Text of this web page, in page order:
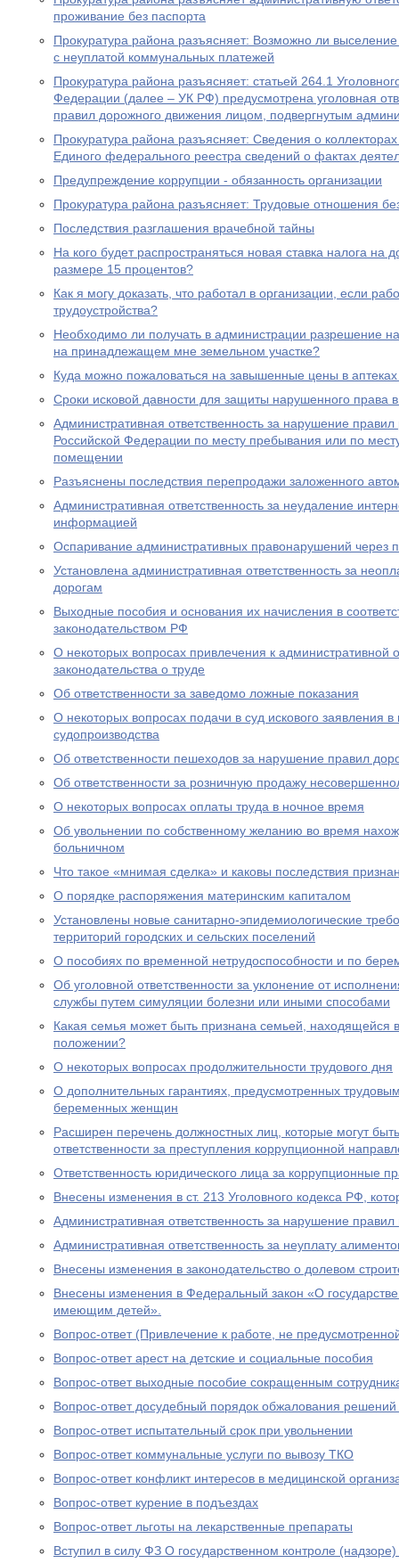
проживание без паспорта
Прокуратура района разъясняет: Возможно ли
с неуплатой коммунальных платежей
Прокуратура района разъясняет: статьей 264.1
Федерации (далее – УК РФ) предусмотрена уголовная
правил дорожного движения лицом, подвергнутым
Прокуратура района разъясняет: Сведения о
Единого федерального реестра сведений о фактах
Предупреждение коррупции - обязанность организации
Прокуратура района разъясняет: Трудовые отношения
Последствия разглашения врачебной тайны
На кого будет распространяться новая ставка налога на
размере 15 процентов?
Как я могу доказать, что работал в организации, если
трудоустройства?
Необходимо ли получать в администрации разрешение
на принадлежащем мне земельном участке?
Куда можно пожаловаться на завышенные цены в
Сроки исковой давности для защиты нарушенного права
Административная ответственность за нарушение
Российской Федерации по месту пребывания или по
помещении
Разъяснены последствия перепродажи заложенного
Административная ответственность за неудаление
информацией
Оспаривание административных правонарушений через
Установлена административная ответственность за
дорогам
Выходные пособия и основания их начисления в
законодательством РФ
О некоторых вопросах привлечения к административной
законодательства о труде
Об ответственности за заведомо ложные показания
О некоторых вопросах подачи в суд искового заявления в
судопроизводства
Об ответственности пешеходов за нарушение правил
Об ответственности за розничную продажу
О некоторых вопросах оплаты труда в ночное время
Об увольнении по собственному желанию во время
больничном
Что такое «мнимая сделка» и каковы последствия
О порядке распоряжения материнским капиталом
Установлены новые санитарно-эпидемиологические
территорий городских и сельских поселений
О пособиях по временной нетрудоспособности и по
Об уголовной ответственности за уклонение от
службы путем симуляции болезни или иными способами
Какая семья может быть признана семьей, находящейся
положении?
О некоторых вопросах продолжительности трудового дня
О дополнительных гарантиях, предусмотренных
беременных женщин
Расширен перечень должностных лиц, которые могут
ответственности за преступления коррупционной
Ответственность юридического лица за коррупционные
Внесены изменения в ст. 213 Уголовного кодекса РФ,
Административная ответственность за нарушение
Административная ответственность за неуплату
Внесены изменения в законодательство о долевом
Внесены изменения в Федеральный закон «О
имеющим детей».
Вопрос-ответ (Привлечение к работе, не
Вопрос-ответ арест на детские и социальные пособия
Вопрос-ответ выходные пособие сокращенным
Вопрос-ответ досудебный порядок обжалования
Вопрос-ответ испытательный срок при увольнении
Вопрос-ответ коммунальные услуги по вывозу ТКО
Вопрос-ответ конфликт интересов в медицинской
Вопрос-ответ курение в подъездах
Вопрос-ответ льготы на лекарственные препараты
Вступил в силу ФЗ О государственном контроле